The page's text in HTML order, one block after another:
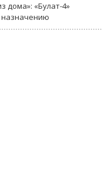
дома»: «Булат-4»
назначению